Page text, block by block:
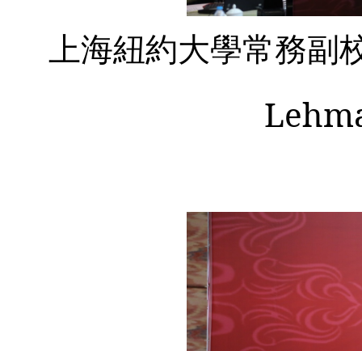
上海紐約大學常務副